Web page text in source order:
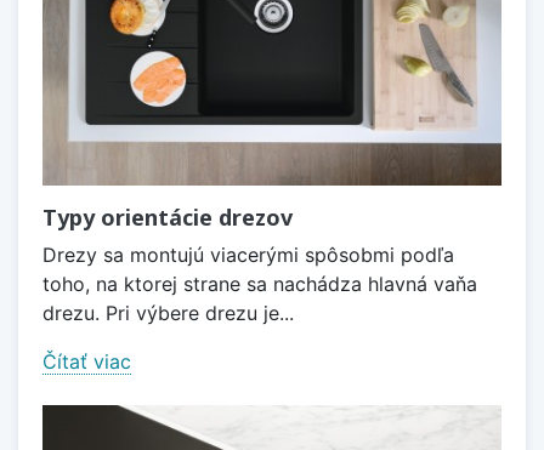
Typy orientácie drezov
Drezy sa montujú viacerými spôsobmi podľa
toho, na ktorej strane sa nachádza hlavná vaňa
drezu. Pri výbere drezu je...
Čítať viac